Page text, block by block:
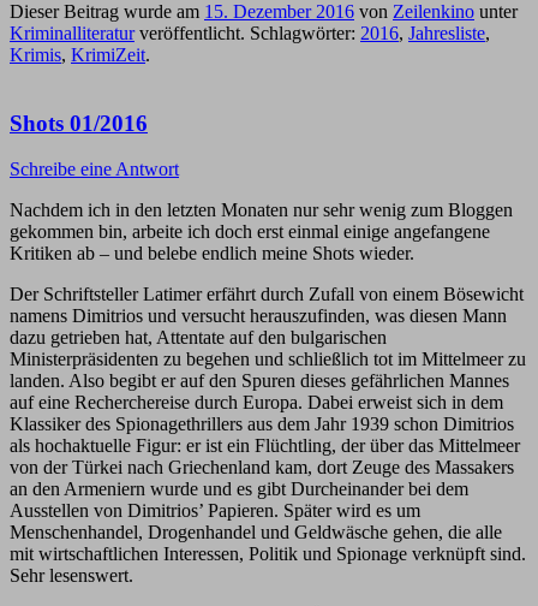
Dieser Beitrag wurde am 15. Dezember 2016 von Zeilenkino unter
Kriminalliteraturveröffentlicht. Schlagwörter: 2016, Jahresliste,
Krimis, KrimiZeit.
Shots 01/2016
Schreibe eine Antwort
Nachdem ich in den letzten Monaten nur sehr wenig zum Bloggen
gekommen bin, arbeite ich doch erst einmal einige angefangene
Kritiken ab – und belebe endlich meine Shots wieder.
Der Schriftsteller Latimer erfährt durch Zufall von einem Bösewicht
namens Dimitrios und versucht herauszufinden, was diesen Mann
dazu getrieben hat, Attentate auf den bulgarischen
Ministerpräsidenten zu begehen und schließlich tot im Mittelmeer zu
landen. Also begibt er auf den Spuren dieses gefährlichen Mannes
auf eine Recherchereise durch Europa. Dabei erweist sich in dem
Klassiker des Spionagethrillers aus dem Jahr 1939 schon Dimitrios
als hochaktuelle Figur: er ist ein Flüchtling, der über das Mittelmeer
von der Türkei nach Griechenland kam, dort Zeuge des Massakers
an den Armeniern wurde und es gibt Durcheinander bei dem
Ausstellen von Dimitrios’ Papieren. Später wird es um
Menschenhandel, Drogenhandel und Geldwäsche gehen, die alle
mit wirtschaftlichen Interessen, Politik und Spionage verknüpft sind.
Sehr lesenswert.